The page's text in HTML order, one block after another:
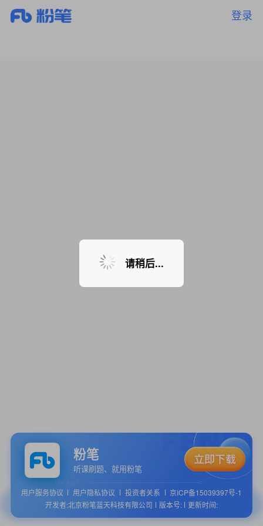
登录
暂无课程，敬请期待
粉笔
听课刷题、就用粉笔
用户服务协议 用户隐私协议 投资者关系
京ICP备15039397号-1
开发者:北京粉笔蓝天科技有限公司
版本号: 更新时间:
请稍后...